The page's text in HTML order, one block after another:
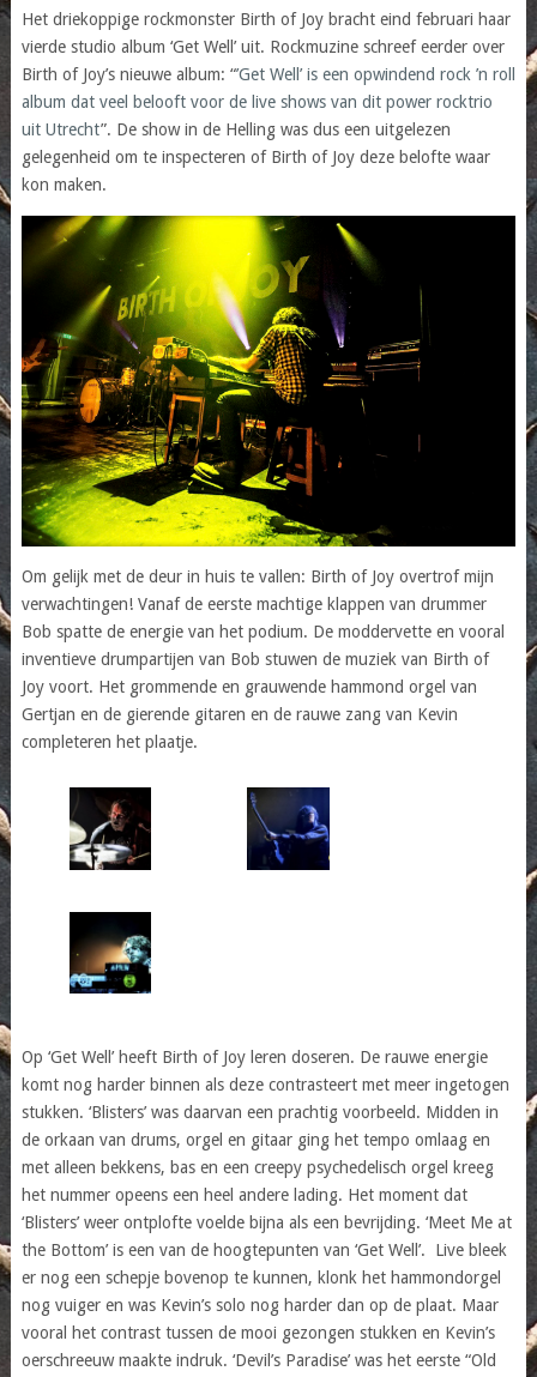
Het driekoppige rockmonster Birth of Joy bracht eind februari haar
vierde studio album ‘Get Well’ uit. Rockmuzine schreef eerder over
Birth of Joy’s nieuwe album: “’Get Well’ is een opwindend rock ’n roll
album dat veel belooft voor de live shows van dit power rocktrio
uit Utrecht”. De show in de Helling was dus een uitgelezen
gelegenheid om te inspecteren of Birth of Joy deze belofte waar
kon maken.
Om gelijk met de deur in huis te vallen: Birth of Joy overtrof mijn
verwachtingen! Vanaf de eerste machtige klappen van drummer
Bob spatte de energie van het podium. De moddervette en vooral
inventieve drumpartijen van Bob stuwen de muziek van Birth of
Joy voort. Het grommende en grauwende hammond orgel van
Gertjan en de gierende gitaren en de rauwe zang van Kevin
completeren het plaatje.
Op ‘Get Well’ heeft Birth of Joy leren doseren. De rauwe energie
komt nog harder binnen als deze contrasteert met meer ingetogen
stukken. ‘Blisters’ was daarvan een prachtig voorbeeld. Midden in
de orkaan van drums, orgel en gitaar ging het tempo omlaag en
met alleen bekkens, bas en een creepy psychedelisch orgel kreeg
het nummer opeens een heel andere lading. Het moment dat
‘Blisters’ weer ontplofte voelde bijna als een bevrijding. ‘Meet Me at
the Bottom’ is een van de hoogtepunten van ‘Get Well’. Live bleek
er nog een schepje bovenop te kunnen, klonk het hammondorgel
nog vuiger en was Kevin’s solo nog harder dan op de plaat. Maar
vooral het contrast tussen de mooi gezongen stukken en Kevin’s
oerschreeuw maakte indruk. ‘Devil’s Paradise’ was het eerste “Old